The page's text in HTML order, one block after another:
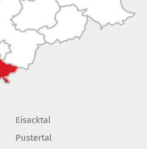
Eisacktal
Pustertal